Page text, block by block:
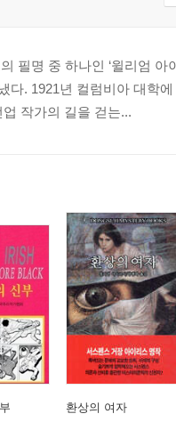
필명 중 하나인 ‘윌리엄 아
다. 1921년 컬럼비아 대학
작가의 길을 걷는...
환상의 여자